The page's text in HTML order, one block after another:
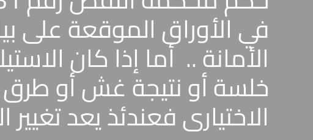
في الأوراق الموقعة
الأمانة .. أما إذا كان
خلسة أو نتيجة غش أو طرق
الاختيارى فعندئذ يعد